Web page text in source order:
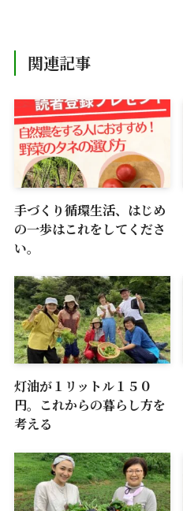
関連記事
手づくり循環生活、はじめ
の一歩はこれをしてくださ
い。
灯油が１リットル１５０
円。これからの暮らし方を
考える